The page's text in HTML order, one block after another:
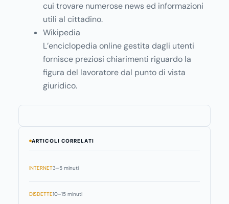
cui trovare numerose news ed informazioni
utili al cittadino.
Wikipedia
L’enciclopedia online gestita dagli utenti
fornisce preziosi chiarimenti riguardo la
figura del lavoratore dal punto di vista
giuridico.
ARTICOLI CORRELATI
INTERNET3–5 minuti
DISDETTE10–15 minuti